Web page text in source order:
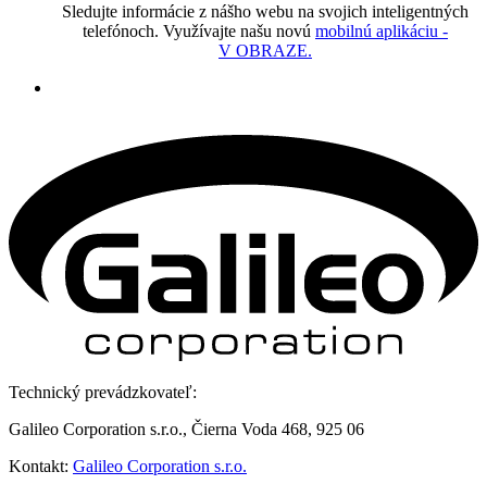
Sledujte informácie z nášho webu na svojich inteligentných
telefónoch. Využívajte našu novú mobilnú aplikáciu -
V OBRAZE.
Technický prevádzkovateľ:
Galileo Corporation s.r.o., Čierna Voda 468, 925 06
Kontakt: Galileo Corporation s.r.o.